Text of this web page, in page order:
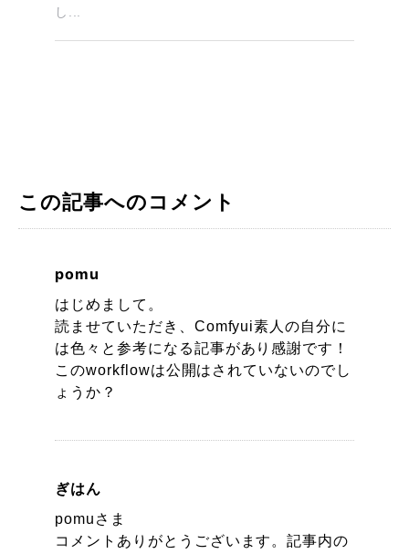
し...
この記事へのコメント
pomu
はじめまして。
読ませていただき、Comfyui素人の自分に
は色々と参考になる記事があり感謝です！
このworkflowは公開はされていないのでし
ょうか？
ぎはん
pomuさま
コメントありがとうございます。記事内の